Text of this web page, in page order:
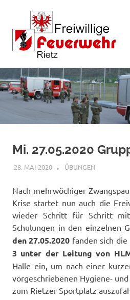
Zum
Inhalt
springen
Mi. 27.05.2020
28. MAI 2020 FFWRIETZ
ÜBUNGEN
Nach mehrwöchiger
Krise startet nun auch die
wieder Schritt für Schritt
Schulungen in den einzelnen
den 27.05.2020 fanden sich
3 unter der Leitung von
Halle ein, um nach einer
vorgeschriebenen Hygiene-
zum Rietzer Sportplatz